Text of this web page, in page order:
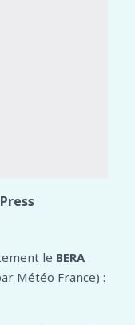
le BERA
Météo France) :